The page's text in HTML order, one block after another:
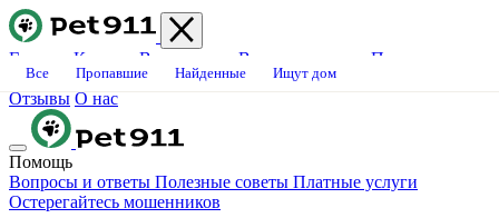
Главная Каталог Ветклиники Вопросы-ответы
Платные
услуги
Блог Свяжитесь с нами Станьте волонтёром
Отзывы О нас
Помощь
Вопросы и ответы Полезные советы Платные услуги
Остерегайтесь мошенников
Все Пропавшие Найденные Ищут дом